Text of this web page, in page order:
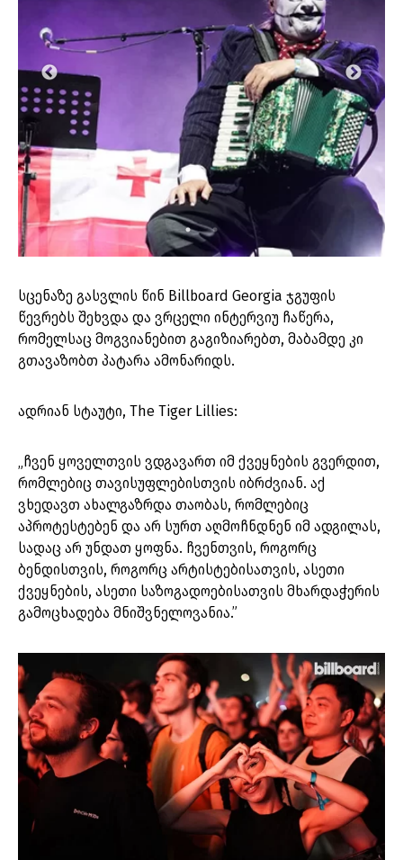
სცენაზე გასვლის წინ Billboard Georgia ჯგუფის
წევრებს შეხვდა და ვრცელი ინტერვიუ ჩაწერა,
რომელსაც მოგვიანებით გაგიზიარებთ, მაბამდე კი
გთავაზობთ პატარა ამონარიდს.
ადრიან სტაუტი, The Tiger Lillies:
„ჩვენ ყოველთვის ვდგავართ იმ ქვეყნების გვერდით,
რომლებიც თავისუფლებისთვის იბრძვიან. აქ
ვხედავთ ახალგაზრდა თაობას, რომლებიც
აპროტესტებენ და არ სურთ აღმოჩნდნენ იმ ადგილას,
სადაც არ უნდათ ყოფნა. ჩვენთვის, როგორც
ბენდისთვის, როგორც არტისტებისათვის, ასეთი
ქვეყნების, ასეთი საზოგადოებისათვის მხარდაჭერის
გამოცხადება მნიშვნელოვანია.”